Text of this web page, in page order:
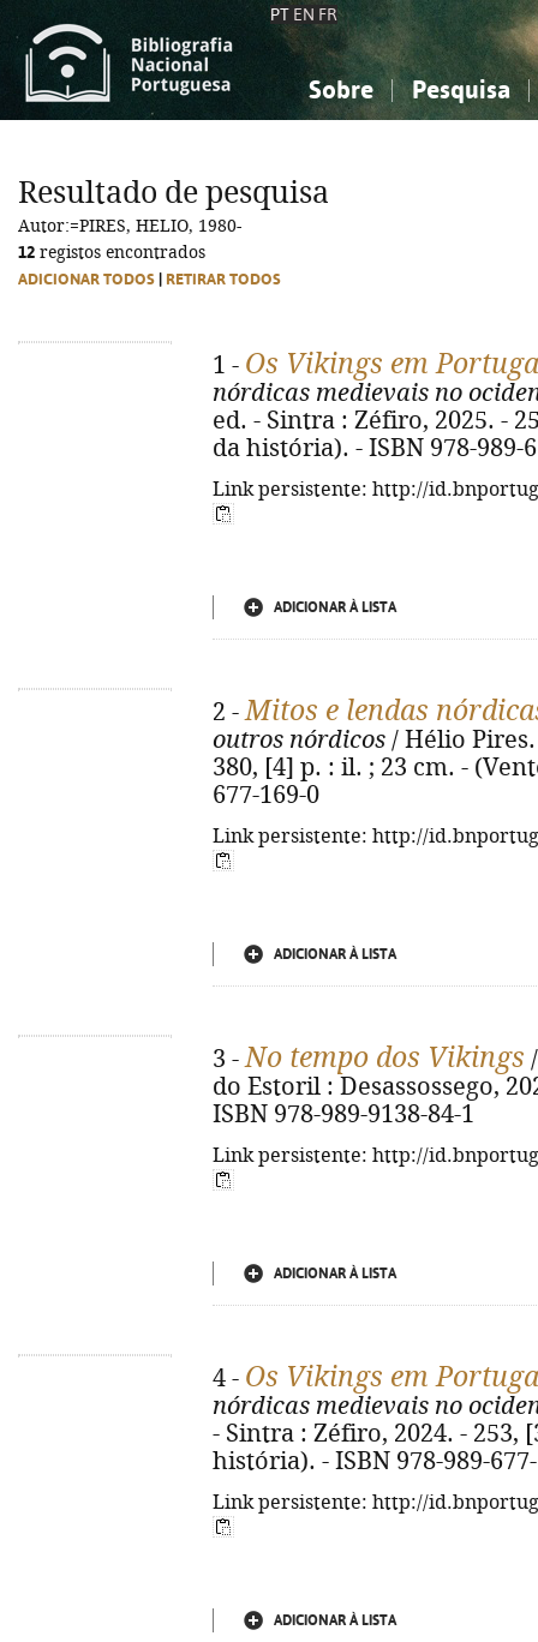
PT EN FR
Sobre Pesquisa
Ciências sociais...
Ciências sociais...
Resultado de pesquisa
Autor:=PIRES, HELIO, 1980-
12 registos encontrados
ADICIONAR TODOS RETIRAR TODOS
1 - Os Vikings em
nórdicas medievais no
ed. - Sintra : Zéfiro, 2025. -
da história). - ISBN 978-989-
Link persistente: http://
ADICIONAR À LISTA
2 -Mitos e lendas
outros nórdicos / Hélio
380, [4] p. : il. ; 23 cm. -
677-169-0
Link persistente: http://
ADICIONAR À LISTA
3 -No tempo dos Vikings
do Estoril : Desassossego,
ISBN 978-989-9138-84-1
Link persistente: http://
ADICIONAR À LISTA
4 - Os Vikings em
nórdicas medievais no
- Sintra : Zéfiro, 2024. - 253,
história). - ISBN 978-989-
Link persistente: http://
ADICIONAR À LISTA